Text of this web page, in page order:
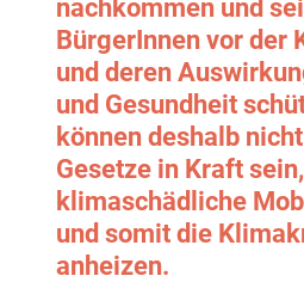
nachkommen und
BürgerInnen vor der
und deren
und Gesundheit
können deshalb
Gesetze in Kraft
klimaschädliche
und somit die
anheizen.